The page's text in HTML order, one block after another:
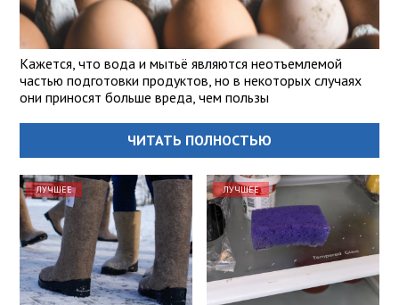
Кажется, что вода и мытьё являются неотъемлемой
частью подготовки продуктов, но в некоторых случаях
они приносят больше вреда, чем пользы
ЧИТАТЬ ПОЛНОСТЬЮ
ЛУЧШЕЕ ЛУЧШЕЕ